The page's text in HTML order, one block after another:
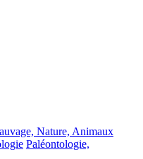
Nature, Animaux
Paléontologie,